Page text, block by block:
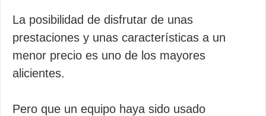
La posibilidad de disfrutar de unas
prestaciones y unas características a un
menor precio es uno de los mayores
alicientes.
Pero que un equipo haya sido usado